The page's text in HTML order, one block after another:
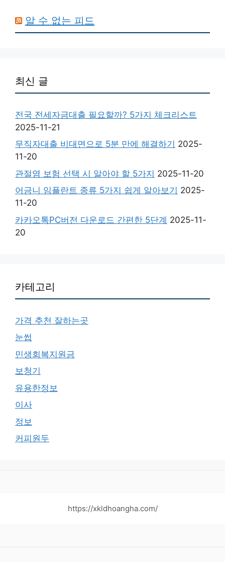
알 수 없는 피드
최신 글
전국 전세자금대출 필요할까? 5가지 체크리스트
2025-11-21
무직자대출 비대면으로 5분 만에 해결하기 2025-
11-20
관절염 보험 선택 시 알아야 할 5가지 2025-11-20
어금니 임플란트 종류 5가지 쉽게 알아보기 2025-
11-20
카카오톡PC버전 다운로드 간편한 5단계 2025-11-
20
카테고리
가격 추천 잘하는곳
눈썹
민생회복지원금
보청기
유용한정보
이사
정보
커피원두
https://xkldhoangha.com/